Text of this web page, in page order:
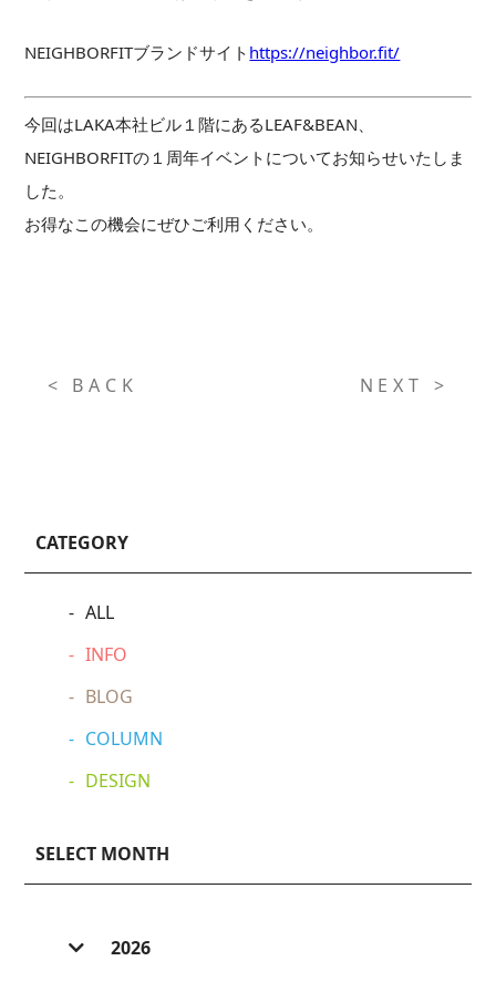
NEIGHBORFITブランドサイト https://neighbor.fit/
今回はLAKA本社ビル１階にあるLEAF&BEAN、
NEIGHBORFITの１周年イベントについてお知らせいたしま
した。
お得なこの機会にぜひご利用ください。
< BACK NEXT >
CATEGORY
ALL
INFO
BLOG
COLUMN
DESIGN
SELECT MONTH
2026